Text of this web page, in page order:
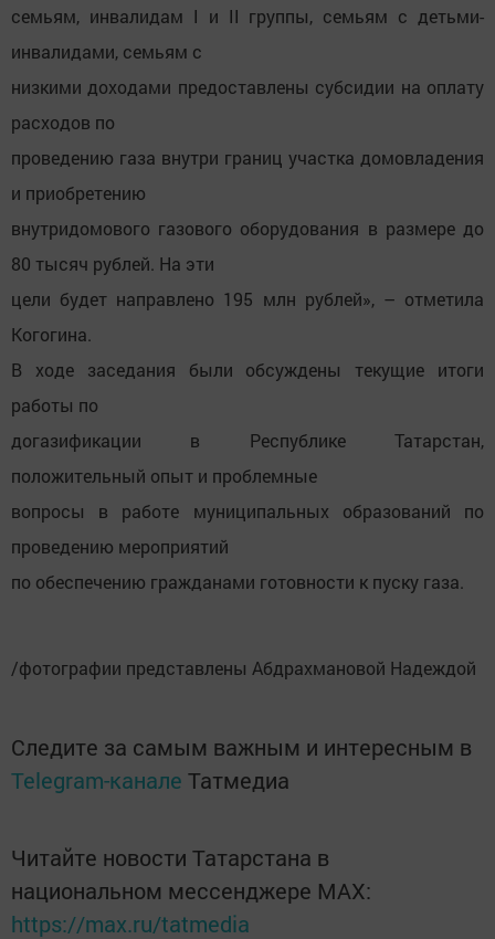
семьям, инвалидам I и II группы, семьям с детьми-
инвалидами, семьям с
низкими доходами предоставлены субсидии на оплату
расходов по
проведению газа внутри границ участка домовладения
и приобретению
внутридомового газового оборудования в размере до
80 тысяч рублей. На эти
цели будет направлено 195 млн рублей», – отметила
Когогина.
В ходе заседания были обсуждены текущие итоги
работы по
догазификации в Республике Татарстан,
положительный опыт и проблемные
вопросы в работе муниципальных образований по
проведению мероприятий
по обеспечению гражданами готовности к пуску газа.
/фотографии представлены Абдрахмановой Надеждой
Следите за самым важным и интересным в
Telegram-канале Татмедиа
Читайте новости Татарстана в
национальном мессенджере MАХ:
https://max.ru/tatmedia